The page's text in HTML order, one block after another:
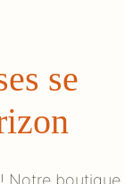
se
Notre boutique